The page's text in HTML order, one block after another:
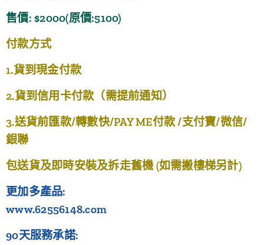
售價: $2000(原價:5100)
付款方式
1.貨到現金付款
2.貨到信用卡付款（需提前通知）
3.送貨前匯款/轉數快/PAY ME付款 /支付寶/微信/
銀聯
包送貨及即時安裝及拆走舊機 (如需搬樓梯另計)
更加多產品:
www.62556148.com
90天服務承諾: